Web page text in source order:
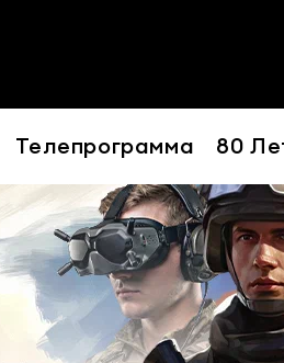
Телепрограмма 80